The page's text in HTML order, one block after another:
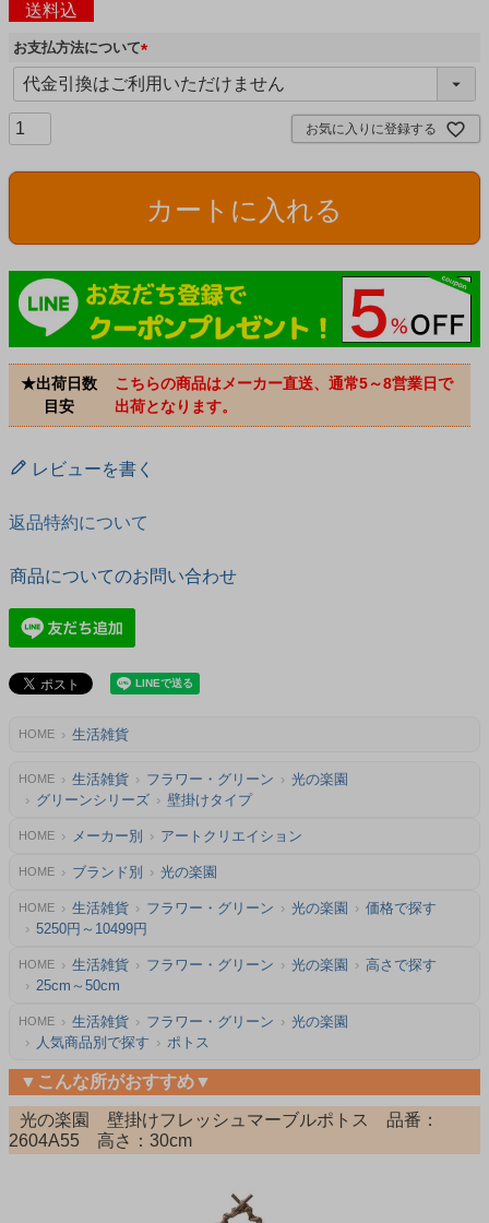
送料込
お支払方法について
(
必
お気に入りに登録する
カートに入れる
★出荷日数
目安
こちらの商品はメーカー直送、通常5～8営業日で
出荷となります。
レビューを書く
返品特約について
商品についてのお問い合わせ
HOME 生活雑貨
HOME 生活雑貨 フラワー・グリーン
光の楽園
グリーンシリーズ
壁掛けタイプ
HOME メーカー別 アートクリエイション
HOME ブランド別 光の楽園
HOME 生活雑貨 フラワー・グリーン 光の楽園
価格で探す
5250円～10499円
HOME 生活雑貨 フラワー・グリーン 光の楽園
高さで探す
25cm～50cm
HOME 生活雑貨 フラワー・グリーン
光の楽園
人気商品別で探す
ポトス
▼こんな所がおすすめ▼
光の楽園 壁掛けフレッシュマーブルポトス 品番：
2604A55 高さ：30cm